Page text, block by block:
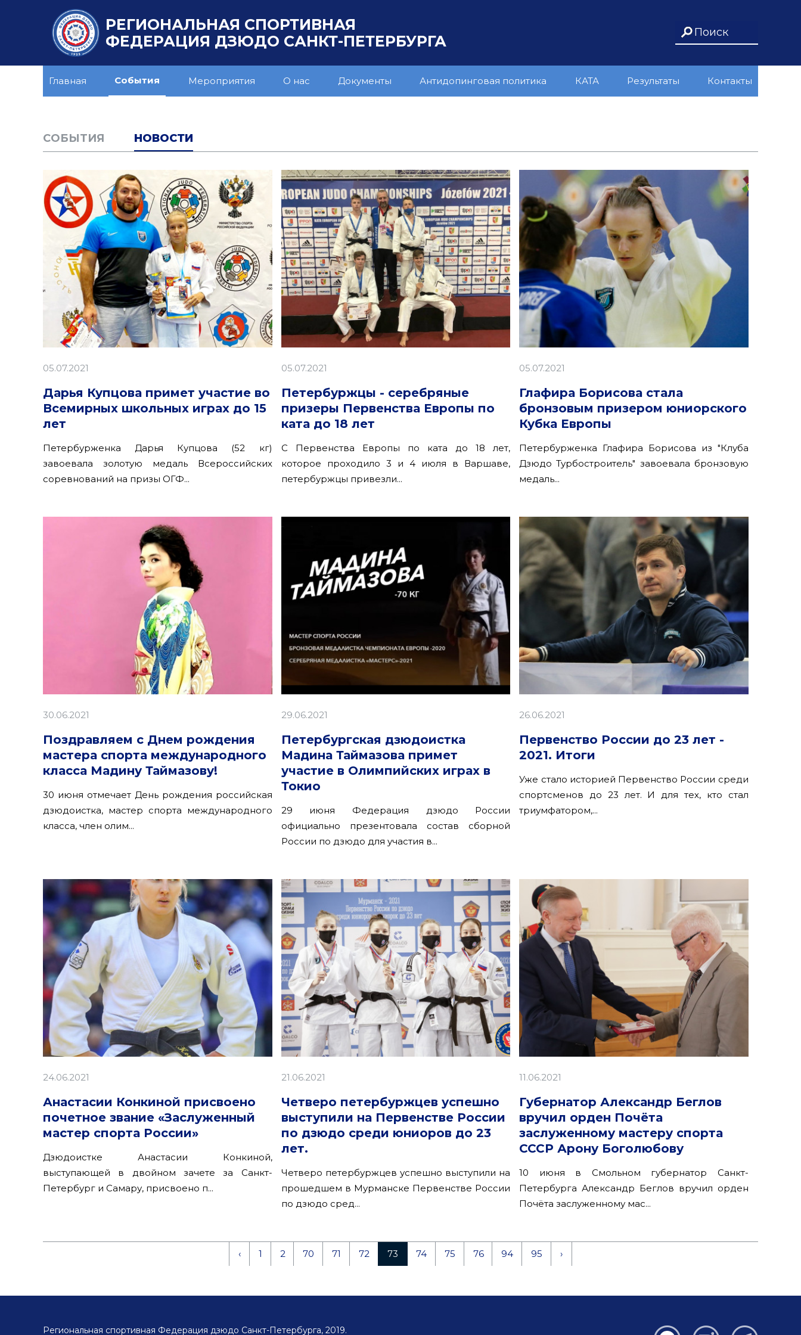
РЕГИОНАЛЬНАЯ СПОРТИВНАЯ
ФЕДЕРАЦИЯ ДЗЮДО САНКТ-ПЕТЕРБУРГА
Главная События Мероприятия О нас Документы Антидопинговая политика КАТА Результаты Контакты
CОБЫТИЯ НОВОСТИ
05.07.2021
Дарья Купцова примет участие во
Всемирных школьных играх до 15
лет
Петербурженка Дарья Купцова (52 кг)
завоевала золотую медаль Всероссийских
соревнований на призы ОГФ...
05.07.2021
Петербуржцы - серебряные
призеры Первенства Европы по
ката до 18 лет
С Первенства Европы по ката до 18 лет,
которое проходило 3 и 4 июля в Варшаве,
петербуржцы привезли...
05.07.2021
Глафира Борисова стала
бронзовым призером юниорского
Кубка Европы
Петербурженка Глафира Борисова из "Клуба
Дзюдо Турбостроитель" завоевала бронзовую
медаль...
30.06.2021
Поздравляем с Днем рождения
мастера спорта международного
класса Мадину Таймазову!
30 июня отмечает День рождения российская
дзюдоистка, мастер спорта международного
класса, член олим...
29.06.2021
Петербургская дзюдоистка
Мадина Таймазова примет
участие в Олимпийских играх в
Токио
29 июня Федерация дзюдо России
официально презентовала состав сборной
России по дзюдо для участия в...
26.06.2021
Первенство России до 23 лет -
2021. Итоги
Уже стало историей Первенство России среди
спортсменов до 23 лет. И для тех, кто стал
триумфатором,...
24.06.2021
Анастасии Конкиной присвоено
почетное звание «Заслуженный
мастер спорта России»
Дзюдоистке Анастасии Конкиной,
выступающей в двойном зачете за Санкт-
Петербург и Самару, присвоено п...
21.06.2021
Четверо петербуржцев успешно
выступили на Первенстве России
по дзюдо среди юниоров до 23
лет.
Четверо петербуржцев успешно выступили на
прошедшем в Мурманске Первенстве России
по дзюдо сред...
11.06.2021
Губернатор Александр Беглов
вручил орден Почёта
заслуженному мастеру спорта
СССР Арону Боголюбову
10 июня в Смольном губернатор Санкт-
Петербурга Александр Беглов вручил орден
Почёта заслуженному мас...
‹ 1 2 70 71 72 73 74 75 76 94 95 ›
Региональная спортивная Федерация дзюдо Санкт-Петербурга, 2019.